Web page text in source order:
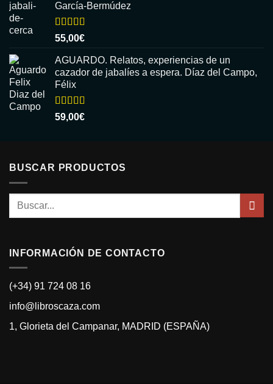
García-Bermúdez
Valorado
con
5
55,00€
AGUARDO. Relatos, experiencias de un
cazador de jabalíes a espera. Díaz del Campo,
Félix
Valorado
con
59,00€
BUSCAR PRODUCTOS
Buscar
INFORMACIÓN DE CONTACTO
(+34) 91 724 08 16
info@libroscaza.com
1, Glorieta del Campanar, MADRID (ESPAÑA)